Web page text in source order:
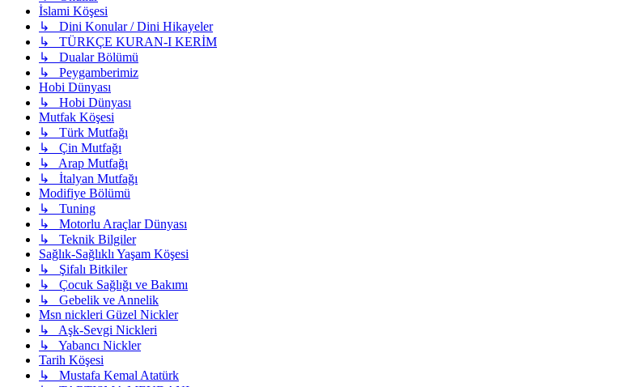
İslami Köşesi
↳ Dini Konular / Dini Hikayeler
↳ TÜRKÇE KURAN-I KERİM
↳ Dualar Bölümü
↳ Peygamberimiz
Hobi Dünyası
↳ Hobi Dünyası
Mutfak Köşesi
↳ Türk Mutfağı
↳ Çin Mutfağı
↳ Arap Mutfağı
↳ İtalyan Mutfağı
Modifiye Bölümü
↳ Tuning
↳ Motorlu Araçlar Dünyası
↳ Teknik Bilgiler
Sağlık-Sağlıklı Yaşam Köşesi
↳ Şifalı Bitkiler
↳ Çocuk Sağlığı ve Bakımı
↳ Gebelik ve Annelik
Msn nickleri Güzel Nickler
↳ Aşk-Sevgi Nickleri
↳ Yabancı Nickler
Tarih Köşesi
↳ Mustafa Kemal Atatürk